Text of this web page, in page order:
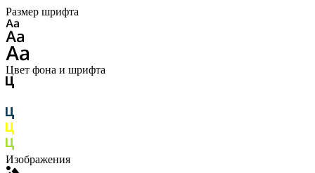
Размер шрифта
Цвет фона и шрифта
Изображения